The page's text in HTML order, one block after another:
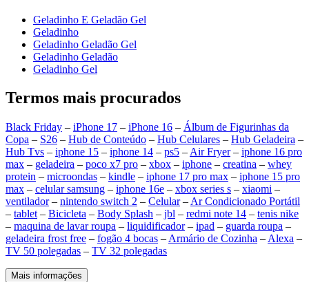
Geladinho E Geladão Gel
Geladinho
Geladinho Geladão Gel
Geladinho Geladão
Geladinho Gel
Termos mais procurados
Black Friday – iPhone 17 – iPhone 16 – Álbum de Figurinhas da
Copa – S26 – Hub de Conteúdo – Hub Celulares – Hub Geladeira –
Hub Tvs – iphone 15 – iphone 14 – ps5 – Air Fryer– iphone 16 pro
max – geladeira – poco x7 pro – xbox – iphone – creatina – whey
protein – microondas – kindle – iphone 17 pro max – iphone 15 pro
max – celular samsung – iphone 16e – xbox series s – xiaomi –
ventilador– nintendo switch 2 – Celular– Ar Condicionado Portátil
– tablet – Bicicleta – Body Splash – jbl – redmi note 14 – tenis nike
– maquina de lavar roupa – liquidificador– ipad – guarda roupa –
geladeira frost free – fogão 4 bocas – Armário de Cozinha – Alexa –
TV 50 polegadas – TV 32 polegadas
Mais informações